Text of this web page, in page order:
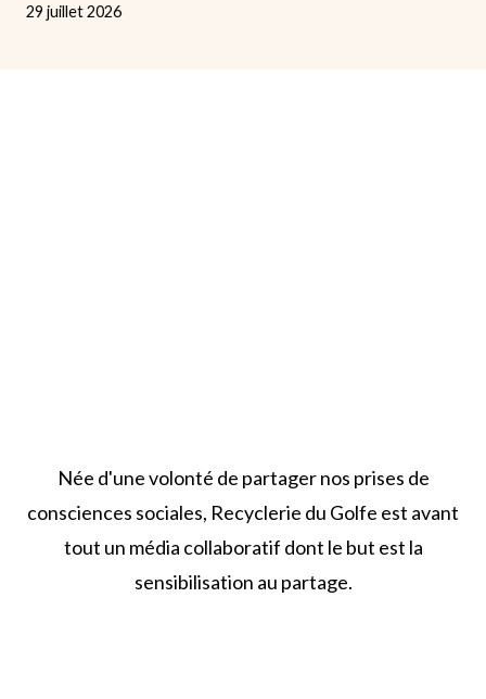
29 juillet 2026
Née d'une volonté de partager nos prises de
consciences sociales, Recyclerie du Golfe est avant
tout un média collaboratif dont le but est la
sensibilisation au partage.